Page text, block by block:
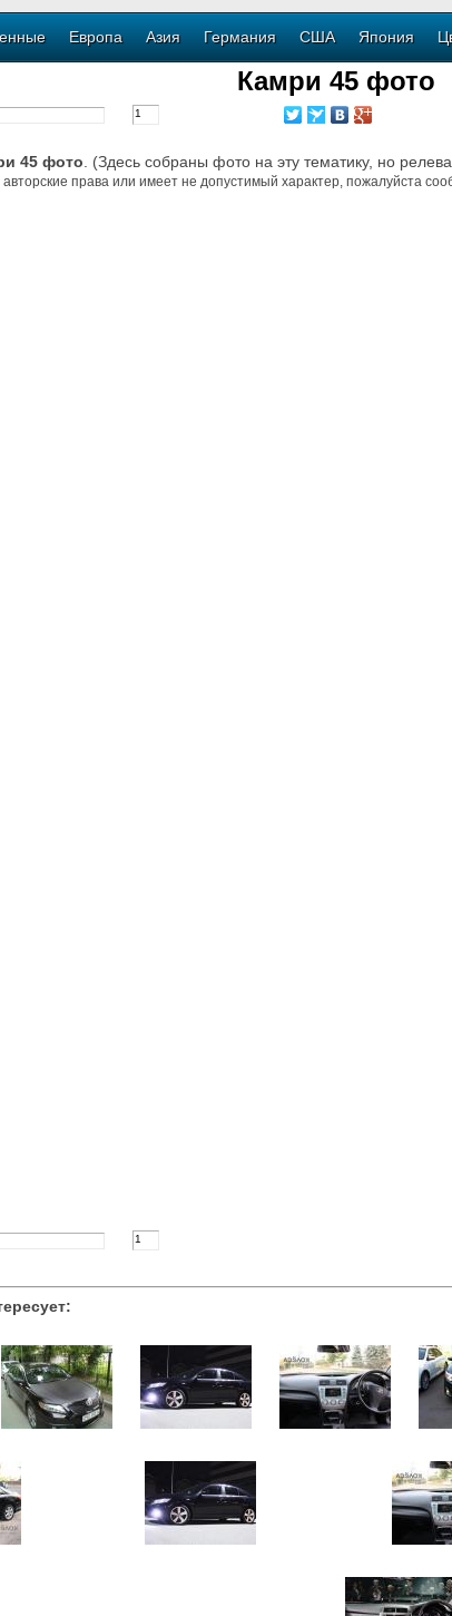
Европа Азия Германия США Япония
Камри 45 фото
45 фото . (Здесь собраны фото на эту тематику, но
права или имеет не допустимый характер, пожалуйста